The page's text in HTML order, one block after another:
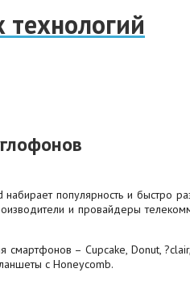
технологий
популярность и быстро
и провайдеры
смартфонов – Cupcake, Donut,
с Honeycomb.